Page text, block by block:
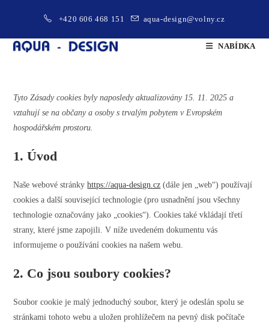
obsahu
+420 606 468 151 aqua-design@volny.cz
NABÍDKA
Tyto Zásady cookies byly naposledy aktualizovány 15. 11. 2025 a
vztahují se na občany a osoby s trvalým pobytem v Evropském
hospodářském prostoru.
1. Úvod
Naše webové stránkyhttps://aqua-design.cz (dále jen „web“) používají
cookies a další související technologie (pro usnadnění jsou všechny
technologie označovány jako „cookies“). Cookies také vkládají třetí
strany, které jsme zapojili. V níže uvedeném dokumentu vás
informujeme o používání cookies na našem webu.
2. Co jsou soubory cookies?
Soubor cookie je malý jednoduchý soubor, který je odeslán spolu se
stránkami tohoto webu a uložen prohlížečem na pevný disk počítače